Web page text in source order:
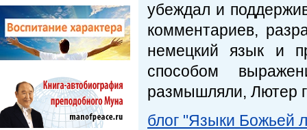
убеждал и
комментариев,
немецкий язык и
способом
размышляли, Лютер
блог "Языки Божьей